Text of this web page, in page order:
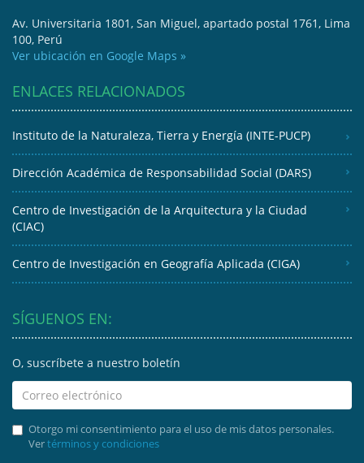
Av. Universitaria 1801, San Miguel, apartado postal 1761, Lima
100, Perú
Ver ubicación en Google Maps »
ENLACES RELACIONADOS
Instituto de la Naturaleza, Tierra y Energía (INTE-PUCP)
Dirección Académica de Responsabilidad Social (DARS)
Centro de Investigación de la Arquitectura y la Ciudad
(CIAC)
Centro de Investigación en Geografía Aplicada (CIGA)
SÍGUENOS EN:
O, suscríbete a nuestro boletín
Otorgo mi consentimiento para el uso de mis datos personales.
Vertérminos y condiciones